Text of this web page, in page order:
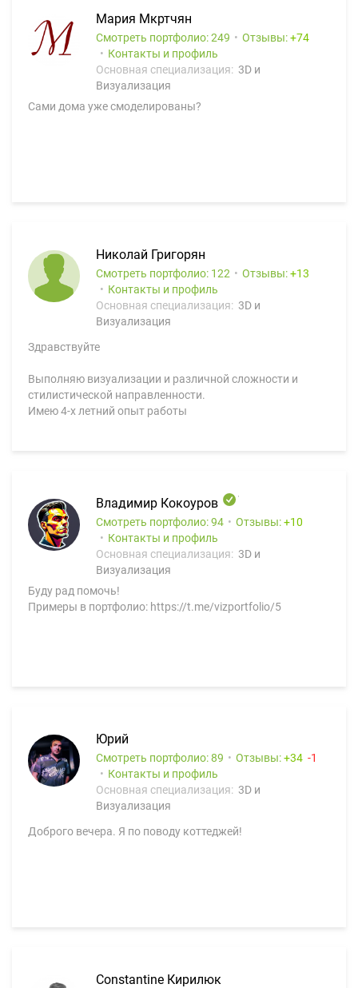
Mария Мкртчян
Смотреть портфолио: 249 Отзывы:
74
Контакты и профиль
Основная специализация: 3D и
Визуализация
Сами дома уже смоделированы?
Николай Григорян
Смотреть портфолио: 122 Отзывы:
13
Контакты и профиль
Основная специализация: 3D и
Визуализация
Здравствуйте
Выполняю визуализации и различной сложности и
стилистической направленности.
Имею 4-х летний опыт работы
Владимир Кокоуров
Смотреть портфолио: 94 Отзывы:
10
Контакты и профиль
Основная специализация: 3D и
Визуализация
Буду рад помочь!
Примеры в портфолио: https://t.me/vizportfolio/5
Юрий
Смотреть портфолио: 89 Отзывы: 34
1
Контакты и профиль
Основная специализация: 3D и
Визуализация
Доброго вечера. Я по поводу коттеджей!
Constantine Кирилюк